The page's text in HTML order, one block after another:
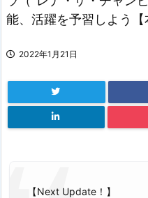
能、活躍を予習しよう【
2022年1月21日
【Next Update！】